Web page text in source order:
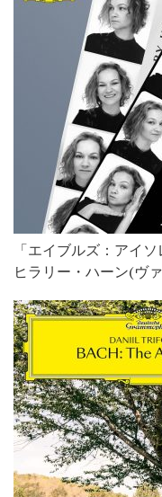
「エイブルズ：アイ
ヒラリー・ハーン(ヴ